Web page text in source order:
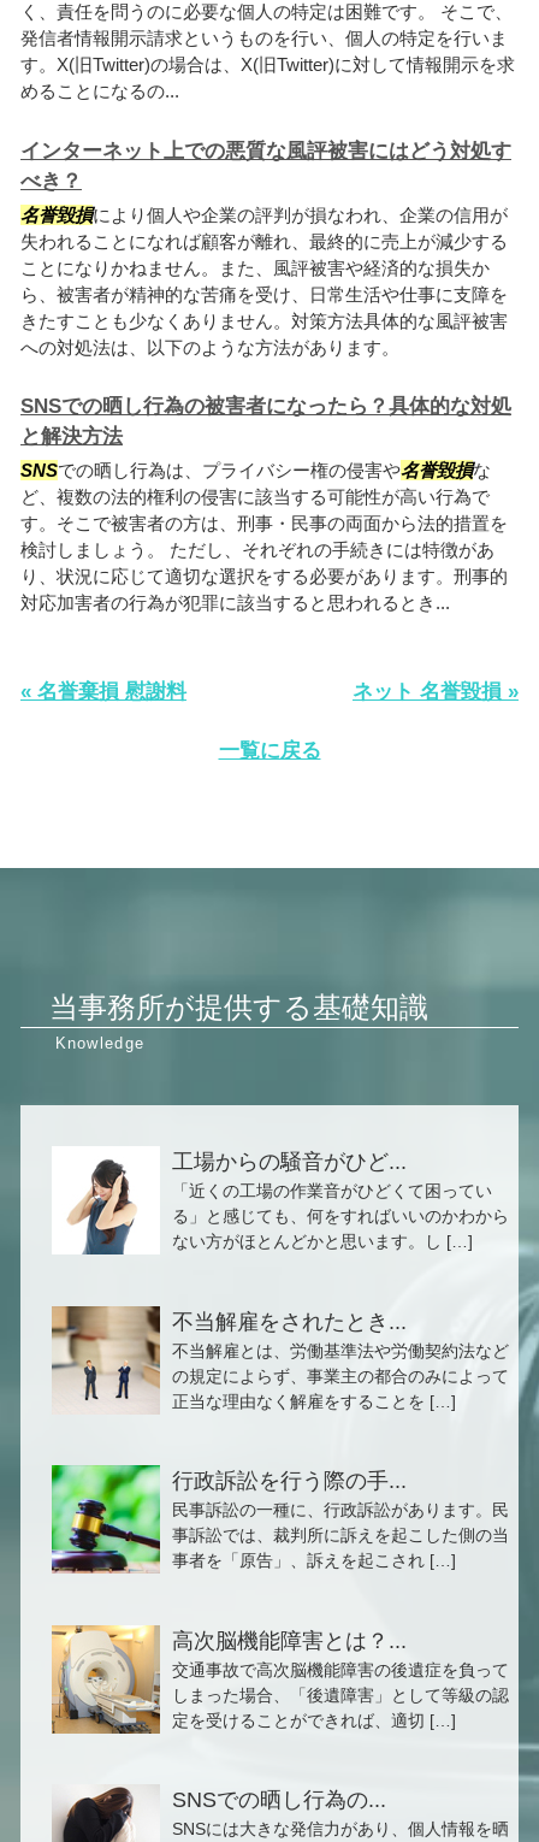
く、責任を問うのに必要な個人の特定は困難です。 そこで、
発信者情報開示請求というものを行い、個人の特定を行いま
す。X(旧Twitter)の場合は、X(旧Twitter)に対して情報開示を求
めることになるの...
インターネット上での悪質な風評被害にはどう対処す
べき？
名誉毀損により個人や企業の評判が損なわれ、企業の信用が
失われることになれば顧客が離れ、最終的に売上が減少する
ことになりかねません。また、風評被害や経済的な損失か
ら、被害者が精神的な苦痛を受け、日常生活や仕事に支障を
きたすことも少なくありません。対策方法具体的な風評被害
への対処法は、以下のような方法があります。
SNSでの晒し行為の被害者になったら？具体的な対処
と解決方法
SNSでの晒し行為は、プライバシー権の侵害や名誉毀損な
ど、複数の法的権利の侵害に該当する可能性が高い行為で
す。そこで被害者の方は、刑事・民事の両面から法的措置を
検討しましょう。 ただし、それぞれの手続きには特徴があ
り、状況に応じて適切な選択をする必要があります。刑事的
対応加害者の行為が犯罪に該当すると思われるとき...
« 名誉棄損 慰謝料 ネット 名誉毀損 »
一覧に戻る
当事務所が提供する基礎知識
工場からの騒音がひど...
「近くの工場の作業音がひどくて困ってい
る」と感じても、何をすればいいのかわから
ない方がほとんどかと思います。し […]
不当解雇をされたとき...
不当解雇とは、労働基準法や労働契約法など
の規定によらず、事業主の都合のみによって
正当な理由なく解雇をすることを […]
行政訴訟を行う際の手...
民事訴訟の一種に、行政訴訟があります。民
事訴訟では、裁判所に訴えを起こした側の当
事者を「原告」、訴えを起こされ […]
高次脳機能障害とは？...
交通事故で高次脳機能障害の後遺症を負って
しまった場合、「後遺障害」として等級の認
定を受けることができれば、適切 […]
SNSでの晒し行為の...
SNSには大きな発信力があり、個人情報を晒